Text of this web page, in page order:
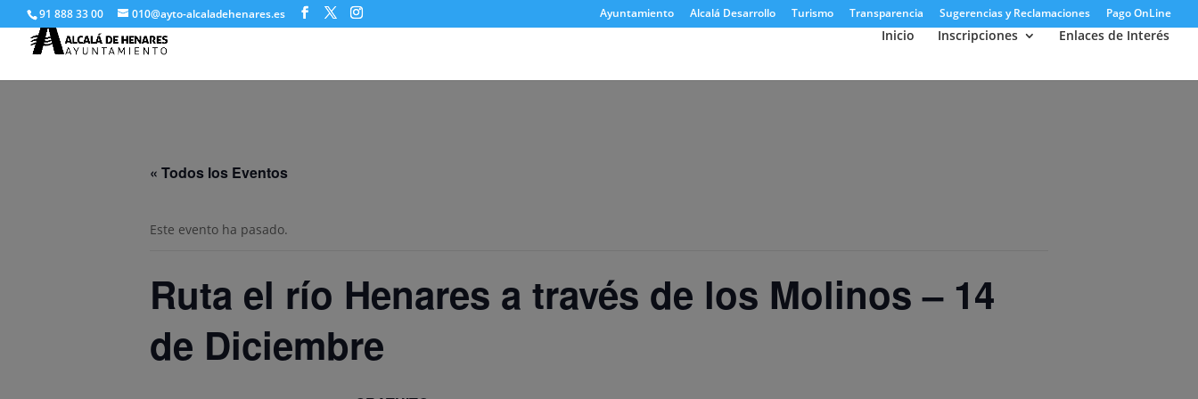
91 888 33 00 010@ayto-alcaladehenares.es Ayuntamiento Alcalá Desarrollo Turismo Transparencia Sugerencias y Reclamaciones Pago OnLine
Inicio Inscripciones Enlaces de Interés
« Todos los Eventos
Este evento ha pasado.
Ruta el río Henares a través de los Molinos – 14
de Diciembre